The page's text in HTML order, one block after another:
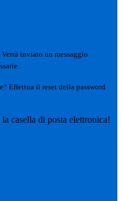
Verrà inviato un messaggio
Effettua il reset della password
casella di posta elettronica!